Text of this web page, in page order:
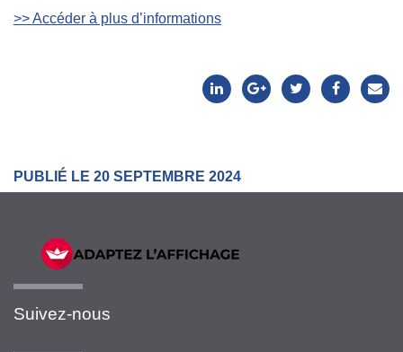
>> Accéder à plus d’informations
PUBLIÉ LE 20 SEPTEMBRE 2024
Suivez-nous